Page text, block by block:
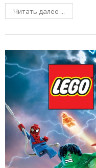
Читать далее ...